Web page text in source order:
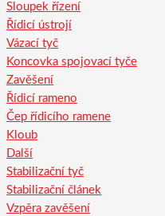
Sloupek řízení
Řídicí ústrojí
Vázací tyč
Koncovka spojovací tyče
Zavěšení
Řídicí rameno
Čep řídicího ramene
Kloub
Další
Stabilizační tyč
Stabilizační článek
Vzpěra zavěšení